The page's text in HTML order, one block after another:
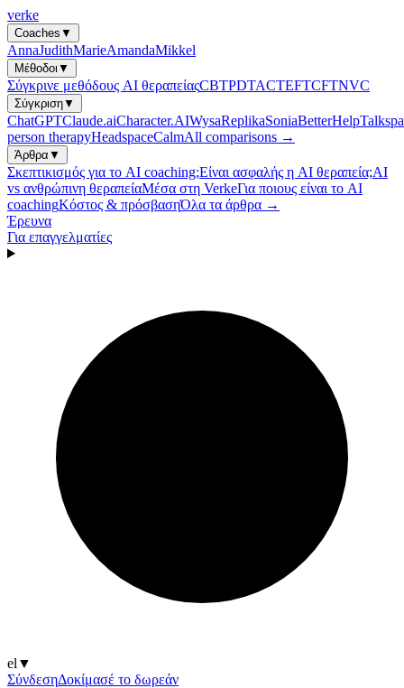
verke
Coaches ▼
AnnaJudithMarieAmandaMikkel
Μέθοδοι▼
Σύγκρινε μεθόδους AI θεραπείαςCBTPDTACTEFTCFTNVC
Σύγκριση▼
ChatGPTClaude.aiCharacter.AIWysaReplikaSoniaBetterHelp
person therapyHeadspaceCalmAll comparisons →
Άρθρα ▼
Σκεπτικισμός για το AI coaching;Είναι ασφαλής η AI θεραπεία;AI
vs ανθρώπινη θεραπείαΜέσα στη VerkeΓια ποιους είναι το AI
coachingΚόστος & πρόσβασηΌλα τα άρθρα →
Έρευνα
Για επαγγελματίες
el ▼
ΣύνδεσηΔοκίμασέ το δωρεάν